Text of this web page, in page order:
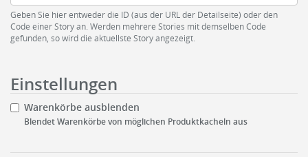
Geben Sie hier entweder die ID (aus der URL der Detailseite) oder den
Code einer Story an. Werden mehrere Stories mit demselben Code
gefunden, so wird die aktuellste Story angezeigt.
Einstellungen
Warenkörbe ausblenden
Blendet Warenkörbe von möglichen Produktkacheln aus